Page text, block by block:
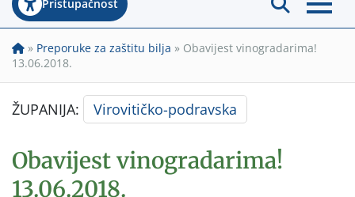
Pristupačnost
» Preporuke za zaštitu bilja » Obavijest vinogradarima!
13.06.2018.
ŽUPANIJA: Virovitičko-podravska
Obavijest vinogradarima!
13.06.2018.